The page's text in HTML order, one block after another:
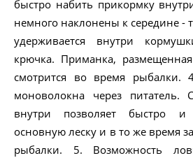
быстро набить прикормку
немного наклонены к середине -
удерживается внутри
крючка. Приманка,
смотрится во время рыбалки.
моноволокна через питатель.
внутри позволяет быстро и
основную леску и в то же время
рыбалки. 5. Возможность